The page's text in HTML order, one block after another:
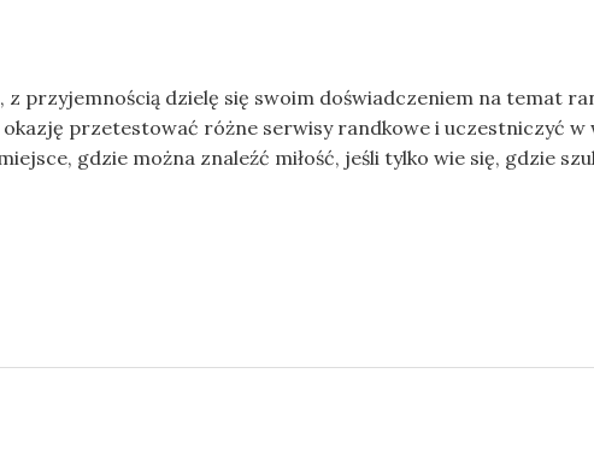
przyjemnością dzielę się swoim doświadczeniem na temat
przetestować różne serwisy randkowe i uczestniczyć w
gdzie można znaleźć miłość, jeśli tylko wie się, gdzie